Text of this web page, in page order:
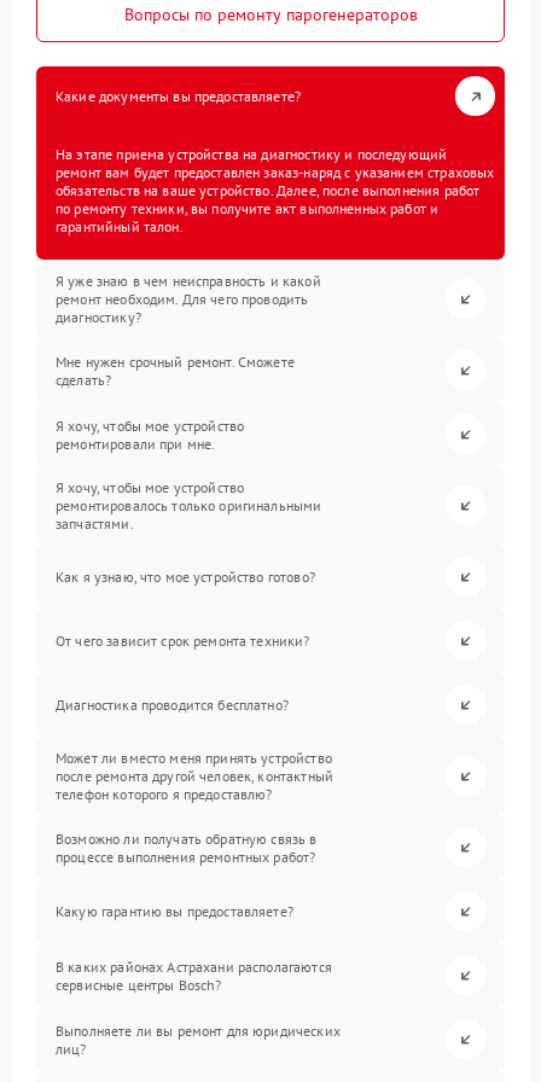
Вопросы по ремонту парогенераторов
Какие документы вы предоставляете?
На этапе приема устройства на диагностику и последующий
ремонт вам будет предоставлен заказ-наряд с указанием страховых
обязательств на ваше устройство. Далее, после выполнения работ
по ремонту техники, вы получите акт выполненных работ и
гарантийный талон.
Я уже знаю в чем неисправность и какой
ремонт необходим. Для чего проводить
диагностику?
Мне нужен срочный ремонт. Сможете
сделать?
Я хочу, чтобы мое устройство
ремонтировали при мне.
Я хочу, чтобы мое устройство
ремонтировалось только оригинальными
запчастями.
Как я узнаю, что мое устройство готово?
От чего зависит срок ремонта техники?
Диагностика проводится бесплатно?
Может ли вместо меня принять устройство
после ремонта другой человек, контактный
телефон которого я предоставлю?
Возможно ли получать обратную связь в
процессе выполнения ремонтных работ?
Какую гарантию вы предоставляете?
В каких районах Астрахани располагаются
сервисные центры Bosch?
Выполняете ли вы ремонт для юридических
лиц?